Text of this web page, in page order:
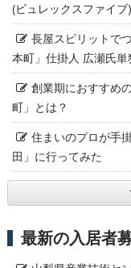
(ビュレックスファイ
長屋スピリットで
本町」仕掛人 広瀬氏
創業期におすすめ
町」とは？
住まいのプロが手
田」に行ってみた
最新の入居者